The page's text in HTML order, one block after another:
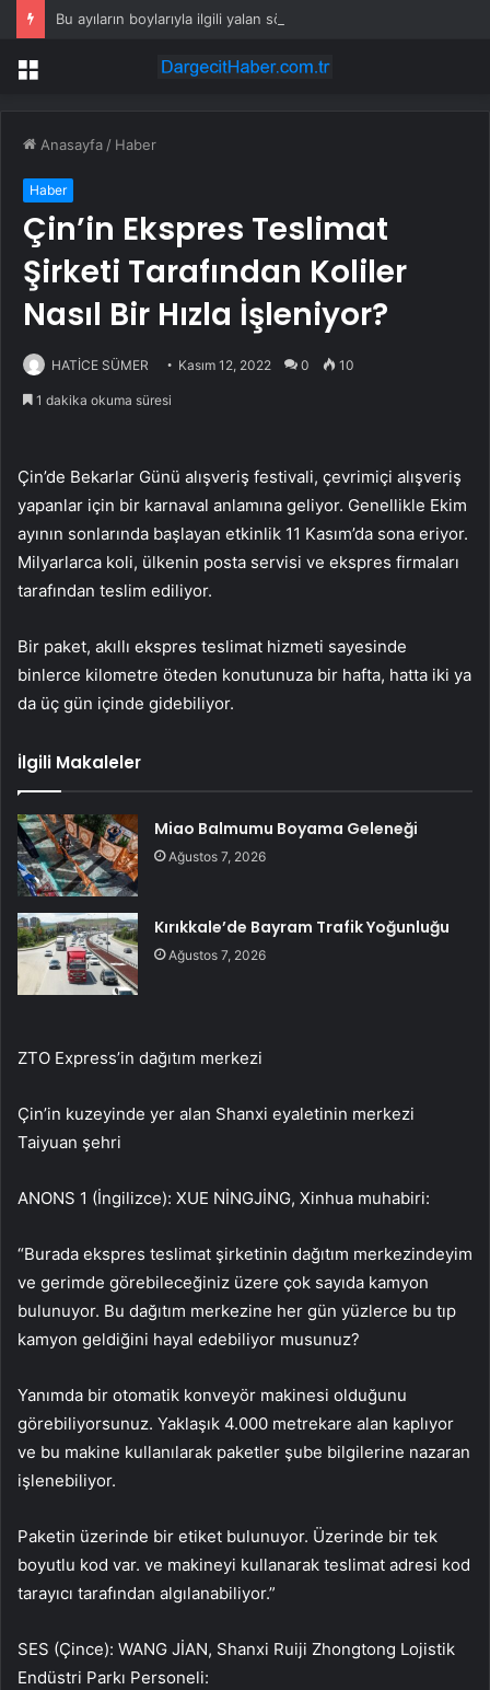
Bu ayıların boylarıyla ilgili yalan söylediği ortaya çıktı
Menü
Anasayfa / Haber
Haber
Çin’in Ekspres Teslimat
Şirketi Tarafından Koliler
Nasıl Bir Hızla İşleniyor?
HATİCE SÜMER Kasım 12, 2022 0 10
1 dakika okuma süresi
Çin’de Bekarlar Günü alışveriş festivali, çevrimiçi alışveriş
yapanlar için bir karnaval anlamına geliyor. Genellikle Ekim
ayının sonlarında başlayan etkinlik 11 Kasım’da sona eriyor.
Milyarlarca koli, ülkenin posta servisi ve ekspres firmaları
tarafından teslim ediliyor.
Bir paket, akıllı ekspres teslimat hizmeti sayesinde
binlerce kilometre öteden konutunuza bir hafta, hatta iki ya
da üç gün içinde gidebiliyor.
İlgili Makaleler
Miao Balmumu Boyama Geleneği
Ağustos 7, 2026
Kırıkkale’de Bayram Trafik Yoğunluğu
Ağustos 7, 2026
ZTO Express’in dağıtım merkezi
Çin’in kuzeyinde yer alan Shanxi eyaletinin merkezi
Taiyuan şehri
ANONS 1 (İngilizce): XUE NİNGJİNG, Xinhua muhabiri:
“Burada ekspres teslimat şirketinin dağıtım merkezindeyim
ve gerimde görebileceğiniz üzere çok sayıda kamyon
bulunuyor. Bu dağıtım merkezine her gün yüzlerce bu tıp
kamyon geldiğini hayal edebiliyor musunuz?
Yanımda bir otomatik konveyör makinesi olduğunu
görebiliyorsunuz. Yaklaşık 4.000 metrekare alan kaplıyor
ve bu makine kullanılarak paketler şube bilgilerine nazaran
işlenebiliyor.
Paketin üzerinde bir etiket bulunuyor. Üzerinde bir tek
boyutlu kod var. ve makineyi kullanarak teslimat adresi kod
tarayıcı tarafından algılanabiliyor.”
SES (Çince): WANG JİAN, Shanxi Ruiji Zhongtong Lojistik
Endüstri Parkı Personeli: